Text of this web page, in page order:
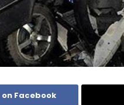
on Facebook